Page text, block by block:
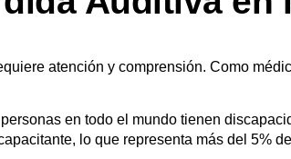
atención y comprensión. Como
en todo el mundo tienen
lo que representa más del 5%